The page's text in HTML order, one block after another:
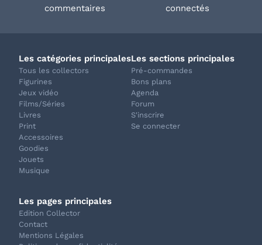
commentaires connectés
Les catégories principales
Tous les collectors
Figurines
Jeux vidéo
Films/Séries
Livres
Print
Accessoires
Goodies
Jouets
Musique
Les sections principales
Pré-commandes
Bons plans
Agenda
Forum
S'inscrire
Se connecter
Les pages principales
Edition Collector
Contact
Mentions Légales